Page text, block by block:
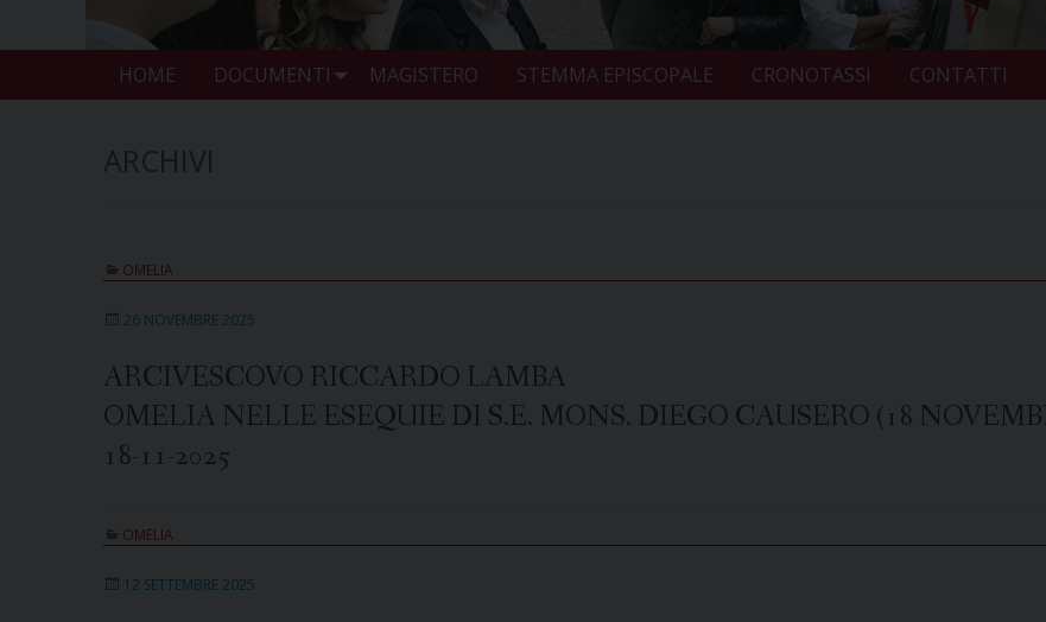
HOME DOCUMENTI MAGISTERO STEMMA EPISCOPALE CRONOTASSI CONTATTI
OMELIA
26 NOVEMBRE 2025
ARCIVESCOVO RICCARDO LAMBA
OMELIA NELLE ESEQUIE DI S.E. MONS. DIEGO CAUSERO (18
18-11-2025
OMELIA
12 SETTEMBRE 2025